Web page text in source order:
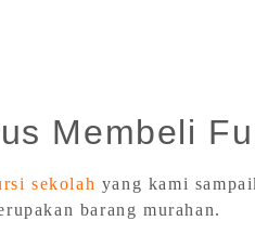
Membeli
sekolah yang kami
barang murahan.